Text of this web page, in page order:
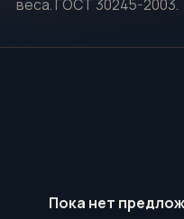
веса. ГОСТ 30245-2003.
Пока нет